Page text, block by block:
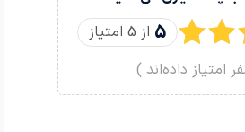
5 از 5 امتیاز
امتیاز داده‌اند )